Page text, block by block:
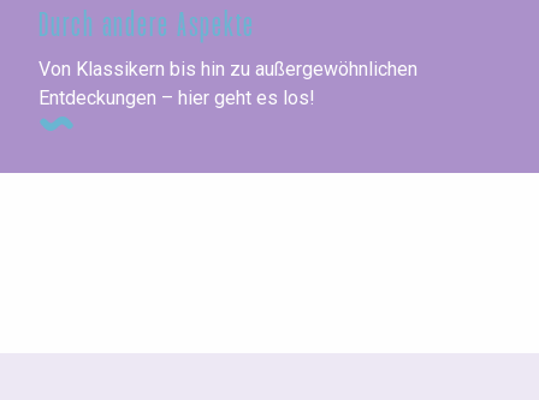
Durch andere Aspekte
Von Klassikern bis hin zu außergewöhnlichen
Entdeckungen – hier geht es los!